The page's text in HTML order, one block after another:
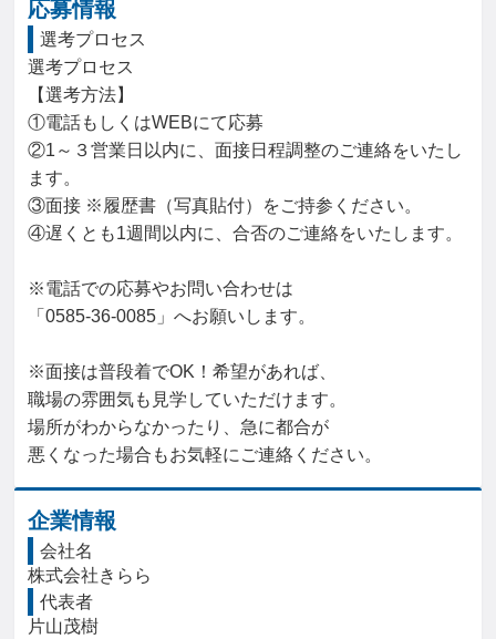
応募情報
選考プロセス
選考プロセス
【選考方法】
①電話もしくはWEBにて応募
②1～３営業日以内に、面接日程調整のご連絡をいたし
ます。
③面接 ※履歴書（写真貼付）をご持参ください。
④遅くとも1週間以内に、合否のご連絡をいたします。
※電話での応募やお問い合わせは
「0585‐36‐0085」へお願いします。
※面接は普段着でOK！希望があれば、
職場の雰囲気も見学していただけます。
場所がわからなかったり、急に都合が
悪くなった場合もお気軽にご連絡ください。
企業情報
会社名
株式会社きらら
代表者
片山茂樹